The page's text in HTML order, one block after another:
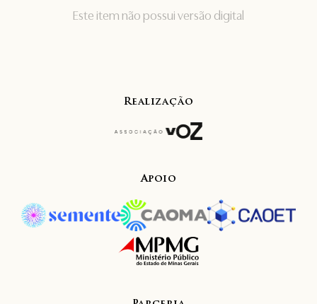
Este item não possui versão digital
Realização
Apoio